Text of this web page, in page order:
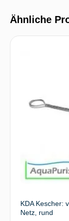
Ähnliche
KDA Kescher:
Netz, rund